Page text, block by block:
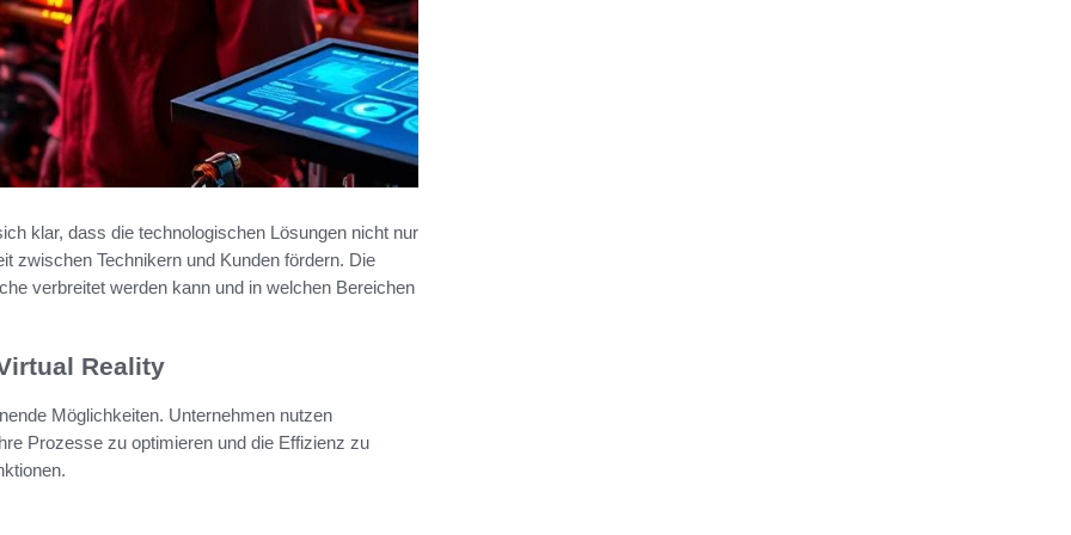
klar, dass die technologischen Lösungen nicht nur
zwischen Technikern und Kunden fördern. Die
verbreitet werden kann und in welchen Bereichen
Reality
Möglichkeiten. Unternehmen nutzen
Prozesse zu optimieren und die Effizienz zu